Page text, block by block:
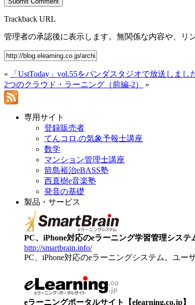
Trackback URL
管理者の承認後に表示します。無関係な内容や、リ
«
「UstToday」vol.55をパンダスタジオで放送しまし
2つのクラウド・ラーニング（前編-2）
»
専用サイト
登録販売者
てんコロ.の気象予報士講座
数学
マンション管理士講座
箭島裕治eBASS塾
西直樹e音楽塾
発音の基礎
製品・サービス
PC、iPhone対応のeラーニング学習管理システ
http://smartbrain.info/
PC、iPhone対応のeラーニングシステム。ユー
eラーニングポータルサイト【elearning.co.jp】